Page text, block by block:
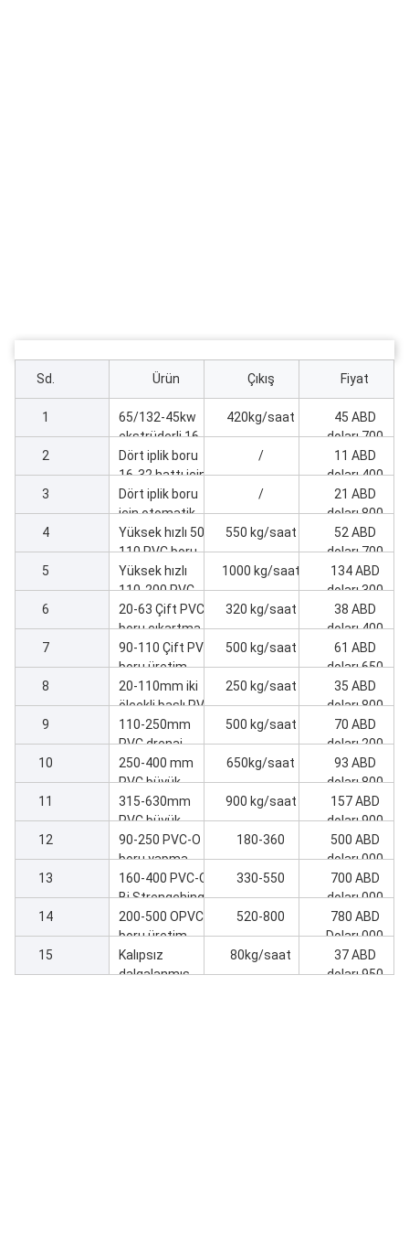
Sd. Ürün Çıkış Fiyat
1
65/132-45kw
ekstrüderli 16-
32mm dört
boru hattı
420kg/saat
45 ABD
doları,700
2
Dört iplik boru
16-32 hattı için
10 boşluk
çanlama
makinesi
/
11 ABD
doları,400
3
Dört iplik boru
için otomatik
ambalaj
makinesi 16-32
makinesi
/
21 ABD
doları,800
4
Yüksek hızlı 50-
110 PVC boru
üretim hattı
550 kg/saat
52 ABD
doları,700
5
Yüksek hızlı
110-200 PVC
boru
ekstrüzyon
hattı
1000 kg/saat
134 ABD
doları,300
6
20-63 Çift PVC
boru çıkartma
makinesi
320 kg/saat
38 ABD
doları,400
7
90-110 Çift PVC
boru üretim
hattı
500 kg/saat
61 ABD
doları,650
8
20-110mm iki
ölçekli başlı PVC
boru üretim
hattı
250 kg/saat
35 ABD
doları,800
9
110-250mm
PVC drenaj
borusu üretim
hattı
500 kg/saat
70 ABD
doları,200
10
250-400 mm
PVC büyük
boyutlu atık su
boru üretim
hattı
650kg/saat
93 ABD
doları,800
11
315-630mm
PVC büyük
boyutlu boru
üretim hattı
900 kg/saat
157 ABD
doları,900
12
90-250 PVC-O
boru yapma
makinesi
180-360
500 ABD
doları,000
13
160-400 PVC-O
Bi Strengching
boru hattı
330-550
700 ABD
doları,000
14
200-500 OPVC
boru üretim
hattı garantisi
MRS500
520-800
780 ABD
Doları,000
15
Kalıpsız
dalgalanmış
80kg/saat
37 ABD
doları,950